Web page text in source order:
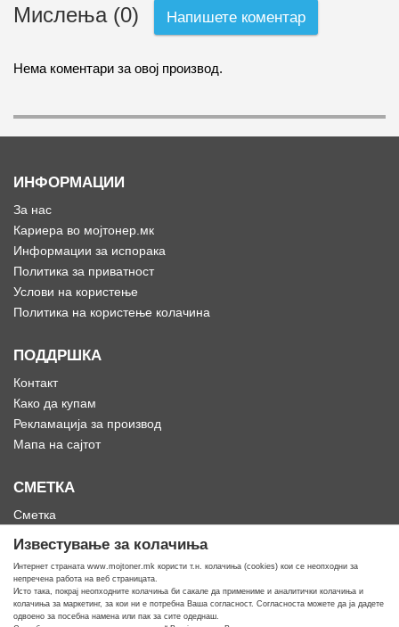
Известување за колачиња
Интернет страната www.mojtoner.mk користи т.н. колачиња (cookies) кои се неопходни за
непречена работа на веб страницата.
Исто така, покрај неопходните колачиња би сакале да примениме и аналитички колачиња и
колачиња за маркетинг, за кои ни е потребна Ваша согласност. Согласноста можете да ја дадете
одвоено за посебна намена или пак за сите одеднаш.
Мислења (0) Напишете коментар
Нема коментари за овој производ.
ИНФОРМАЦИИ
За нас
Кариера во мојтонер.мк
Информации за испорака
Политика за приватност
Услови на користење
Политика на користење колачина
ПОДДРШКА
Контакт
Како да купам
Рекламација за производ
Мапа на сајтот
СМЕТКА
Сметка
Омилени